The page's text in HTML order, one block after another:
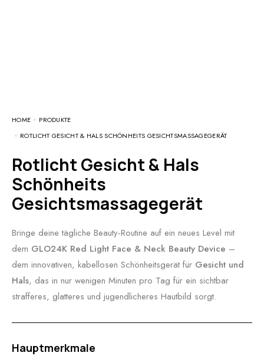
HOME
PRODUKTE
ROTLICHT GESICHT & HALS SCHÖNHEITS GESICHTSMASSAGEGERÄT
Rotlicht Gesicht & Hals
Schönheits
Gesichtsmassagegerät
Bringe deine tägliche Beauty-Routine auf ein neues Level mit
dem GLO24K Red Light Face & Neck Beauty Device –
dem innovativen, kabellosen Schönheitsgerät für Gesicht und
Hals, das in nur wenigen Minuten pro Tag für ein sichtbar
strafferes, glatteres und jugendlicheres Hautbild sorgt.
Hauptmerkmale